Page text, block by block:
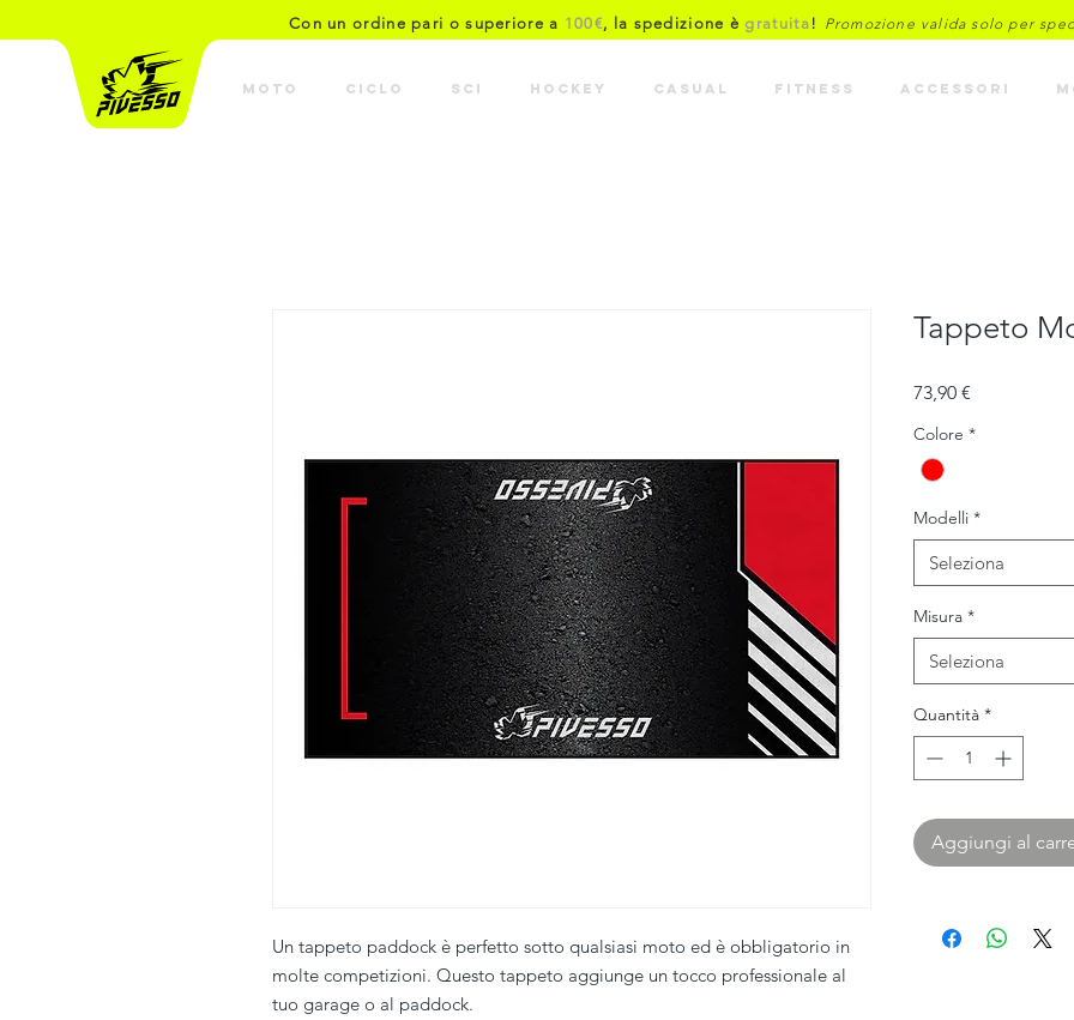
Con un ordine pari o superiore a 100€, la spedizione ègratuita ! Promozione valida solo per
MOTO CICLO SCI HOCKEY CASUAL FITNESS ACCESSORI
Un tappeto paddock è perfetto sotto qualsiasi moto ed è obbligatorio in
molte competizioni. Questo tappeto aggiunge un tocco professionale al
tuo garage o al paddock.
Tappeto
73,90 €
Colore *
Modelli *
Seleziona
Misura *
Seleziona
Quantità *
Aggiungi al